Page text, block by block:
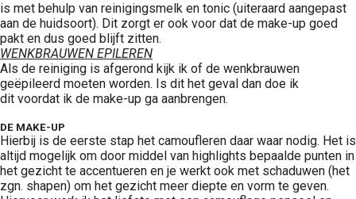
is met behulp van reinigingsmelk en tonic (uiteraard aangepast
aan de huidsoort). Dit zorgt er ook voor dat de make-up goed
pakt en dus goed blijft zitten.
WENKBRAUWEN EPILEREN
Als de reiniging is afgerond kijk ik of de wenkbrauwen
geëpileerd moeten worden. Is dit het geval dan doe ik
dit voordat ik de make-up ga aanbrengen.
DE MAKE-UP
Hierbij is de eerste stap het camoufleren daar waar nodig. Het is
altijd mogelijk om door middel van highlights bepaalde punten in
het gezicht te accentueren en je werkt ook met schaduwen (het
zgn. shapen) om het gezicht meer diepte en vorm te geven.